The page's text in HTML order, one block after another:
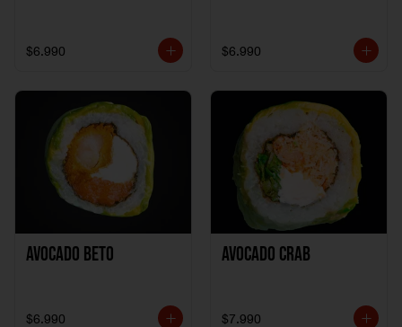
$6.990 $6.990
Avocado Beto
$6.990
Avocado Crab
$7.990